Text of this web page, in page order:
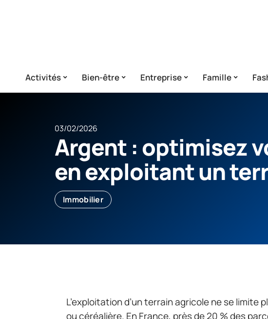
Activités Bien-être Entreprise Famille
03/02/2026
Argent : optimisez
en exploitant un
Immobilier
L’exploitation d’un terrain agricole ne se limite
ou céréalière. En France, près de 20 % des